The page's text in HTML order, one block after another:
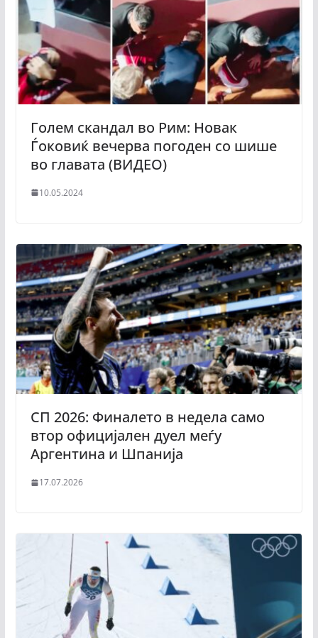
Голем скандал во Рим: Новак
Ѓоковиќ вечерва погоден со шише
во главата (ВИДЕО)
10.05.2024
СП 2026: Финалето в недела само
втор официјален дуел меѓу
Аргентина и Шпанија
17.07.2026